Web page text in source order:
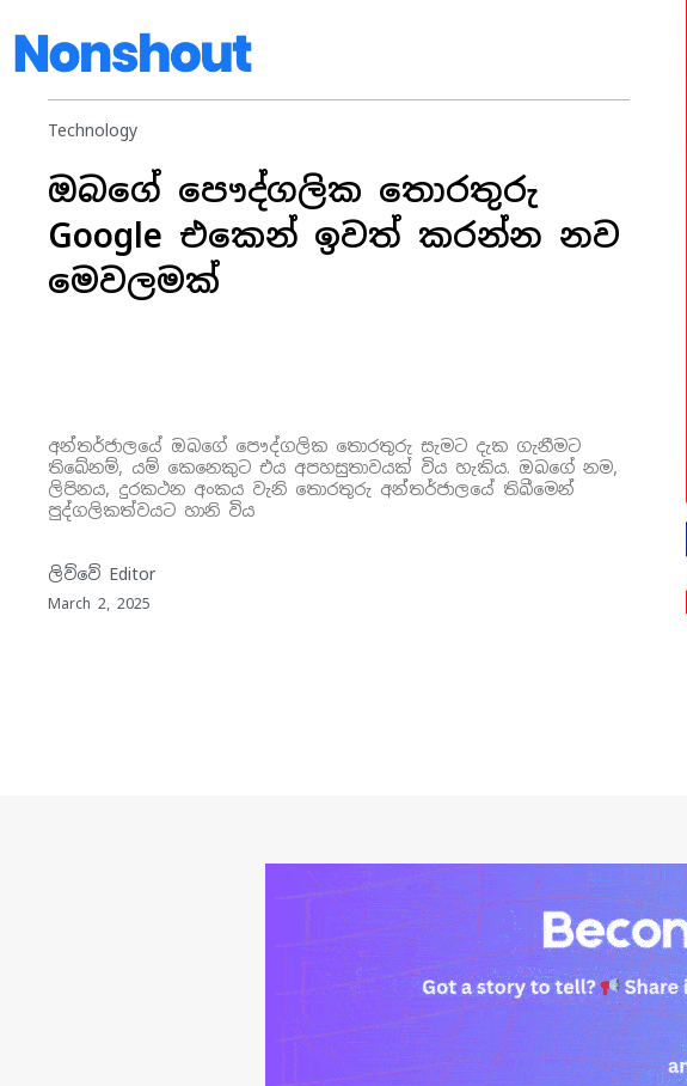
Technology
ඔබගේ පෞද්ගලික තොරතුරු
Google එකෙන් ඉවත් කරන්න නව
මෙවලමක්
අන්තර්ජාලයේ ඔබගේ පෞද්ගලික තොරතුරු සැමට දැක ගැනීමට
තිබේනම්, යම් කෙනෙකුට එය අපහසුතාවයක් විය හැකිය. ඔබගේ නම,
ලිපිනය, දුරකථන අංකය වැනි තොරතුරු අන්තර්ජාලයේ තිබීමෙන්
පුද්ගලිකත්වයට හානි විය
ලිව්වේ Editor
March 2, 2025